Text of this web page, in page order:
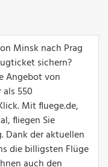
Minsk nach Prag
sichern?
Angebot von
550
Mit fluege.de,
fliegen Sie
Dank der aktuellen
die billigsten Flüge